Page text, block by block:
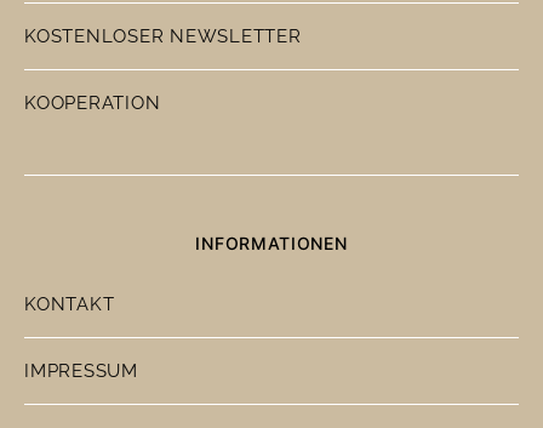
KOSTENLOSER NEWSLETTER
KOOPERATION
INFORMATIONEN
KONTAKT
IMPRESSUM